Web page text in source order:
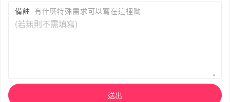
備註 有什麼特殊需求可以寫在這裡呦
送出